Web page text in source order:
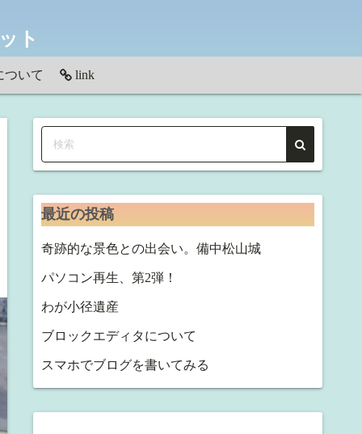
ト
ついて link
最近の投稿
奇跡的な景色との出会い。備中松山城
パソコン再生、第2弾！
わが小径遺産
ブロックエディタについて
スマホでブログを書いてみる